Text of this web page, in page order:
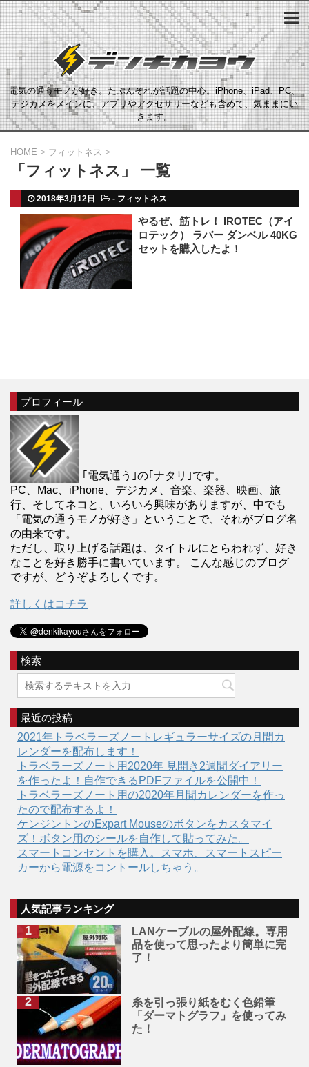
電気の通うモノが好き。たぶんそれが話題の中心。iPhone、iPad、PC、
デジカメをメインに、アプリやアクセサリーなども含めて、気ままにい
きます。
HOME > フィットネス >
「フィットネス」 一覧
2018年3月12日 - フィットネス
やるぜ、筋トレ！ IROTEC（アイ
ロテック） ラバー ダンベル 40KG
セットを購入したよ！
プロフィール
｢電気通う｣の｢ナタリ｣です。
PC、Mac、iPhone、デジカメ、音楽、楽器、映画、旅
行、そしてネコと、いろいろ興味がありますが、中でも
「電気の通うモノが好き」ということで、それがブログ名
の由来です。
ただし、取り上げる話題は、タイトルにとらわれず、好き
なことを好き勝手に書いています。 こんな感じのブログ
ですが、どうぞよろしくです。
詳しくはコチラ
検索
最近の投稿
2021年トラベラーズノートレギュラーサイズの月間カ
レンダーを配布します！
トラベラーズノート用2020年 見開き2週間ダイアリー
を作ったよ！自作できるPDFファイルを公開中！
トラベラーズノート用の2020年月間カレンダーを作っ
たので配布するよ！
ケンジントンのExpart Mouseのボタンをカスタマイ
ズ！ボタン用のシールを自作して貼ってみた。
スマートコンセントを購入。スマホ、スマートスピー
カーから電源をコントールしちゃう。
人気記事ランキング
LANケーブルの屋外配線。専用
品を使って思ったより簡単に完
了！
糸を引っ張り紙をむく色鉛筆
「ダーマトグラフ」を使ってみ
た！